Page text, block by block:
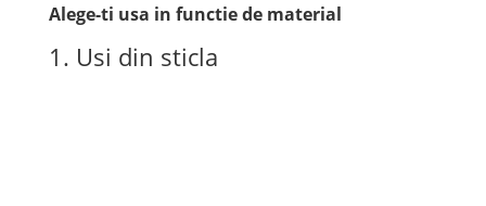
Alege-ti usa in functie de material
1. Usi din sticla